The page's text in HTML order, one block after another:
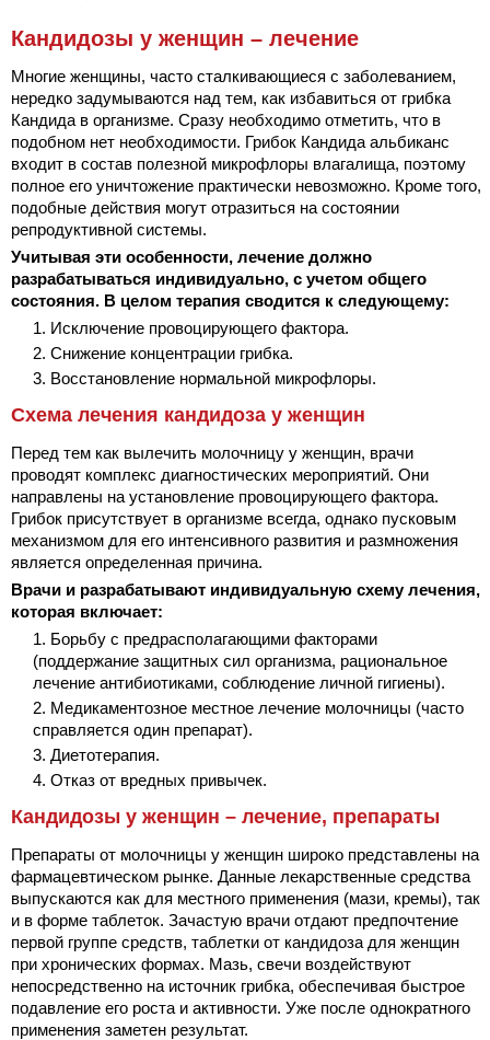
Кандидозы у женщин – лечение
Многие женщины, часто сталкивающиеся с заболеванием,
нередко задумываются над тем, как избавиться от грибка
Кандида в организме. Сразу необходимо отметить, что в
подобном нет необходимости. Грибок Кандида альбиканс
входит в состав полезной микрофлоры влагалища, поэтому
полное его уничтожение практически невозможно. Кроме того,
подобные действия могут отразиться на состоянии
репродуктивной системы.
Учитывая эти особенности, лечение должно
разрабатываться индивидуально, с учетом общего
состояния. В целом терапия сводится к следующему:
Исключение провоцирующего фактора.
Снижение концентрации грибка.
Восстановление нормальной микрофлоры.
Схема лечения кандидоза у женщин
Перед тем как вылечить молочницу у женщин, врачи
проводят комплекс диагностических мероприятий. Они
направлены на установление провоцирующего фактора.
Грибок присутствует в организме всегда, однако пусковым
механизмом для его интенсивного развития и размножения
является определенная причина.
Врачи и разрабатывают индивидуальную схему лечения,
которая включает:
Борьбу с предрасполагающими факторами
(поддержание защитных сил организма, рациональное
лечение антибиотиками, соблюдение личной гигиены).
Медикаментозное местное лечение молочницы (часто
справляется один препарат).
Диетотерапия.
Отказ от вредных привычек.
Кандидозы у женщин – лечение, препараты
Препараты от молочницы у женщин широко представлены на
фармацевтическом рынке. Данные лекарственные средства
выпускаются как для местного применения (мази, кремы), так
и в форме таблеток. Зачастую врачи отдают предпочтение
первой группе средств, таблетки от кандидоза для женщин
при хронических формах. Мазь, свечи воздействуют
непосредственно на источник грибка, обеспечивая быстрое
подавление его роста и активности. Уже после однократного
применения заметен результат.